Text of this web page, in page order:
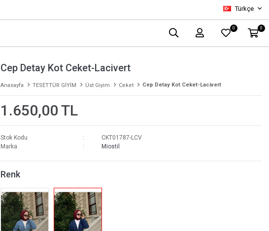
Türkçe
0 0
Cep Detay Kot Ceket-Lacivert
Anasayfa TESETTÜR GİYİM Üst Giyim Ceket Cep Detay Kot Ceket-Lacivert
1.650,00 TL
Stok Kodu
CKT01787-LCV
Marka
Miostil
Renk